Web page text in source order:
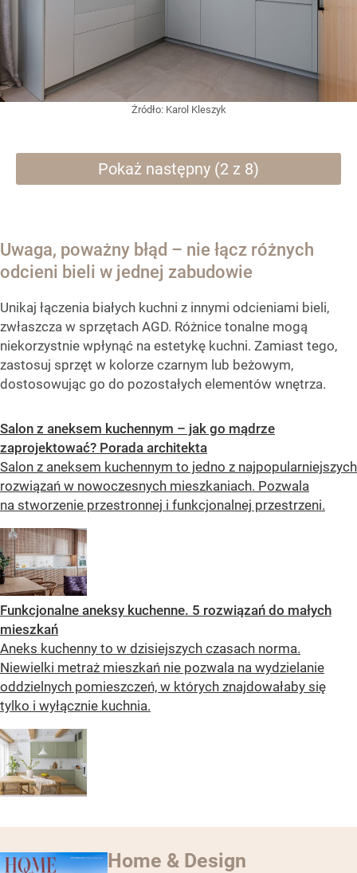
Żródło: Karol Kleszyk
Pokaż następny (2 z 8)
Uwaga, poważny błąd – nie łącz różnych
odcieni bieli w jednej zabudowie
Unikaj łączenia białych kuchni z innymi odcieniami bieli,
zwłaszcza w sprzętach AGD. Różnice tonalne mogą
niekorzystnie wpłynąć na estetykę kuchni. Zamiast tego,
zastosuj sprzęt w kolorze czarnym lub beżowym,
dostosowując go do pozostałych elementów wnętrza.
Salon z aneksem kuchennym – jak go mądrze
zaprojektować? Porada architekta
Salon z aneksem kuchennym to jedno z najpopularniejszych
rozwiązań w nowoczesnych mieszkaniach. Pozwala
na stworzenie przestronnej i funkcjonalnej przestrzeni.
Funkcjonalne aneksy kuchenne. 5 rozwiązań do małych
mieszkań
Aneks kuchenny to w dzisiejszych czasach norma.
Niewielki metraż mieszkań nie pozwala na wydzielanie
oddzielnych pomieszczeń, w których znajdowałaby się
tylko i wyłącznie kuchnia.
Home & Design